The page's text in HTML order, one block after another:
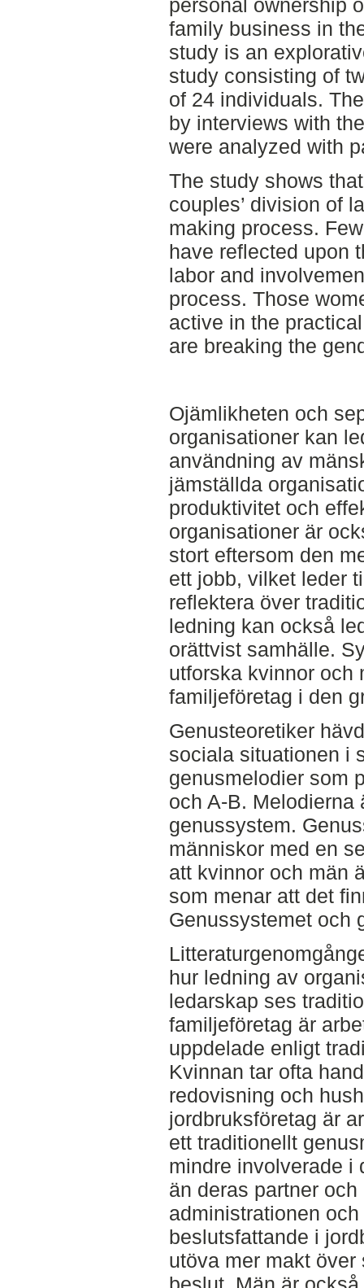
personal ownership
family business in
study is an
study consisting of
of 24 individuals.
by interviews with
were analyzed with
The study shows
couples’ division of
making process.
have reflected upon
labor and
process. Those
active in the
are breaking the
Ojämlikheten och
organisationer kan
användning av
jämställda
produktivitet och
organisationer är
stort eftersom den
ett jobb, vilket leder
reflektera över
ledning kan också
orättvist samhälle.
utforska kvinnor och
familjeföretag i den
Genusteoretiker
sociala situationen i
genusmelodier som
och A-B. Melodierna
genussystem.
människor med en
att kvinnor och män
som menar att det
Genussystemet och
hur ledning av
ledarskap ses
familjeföretag är
uppdelade enligt
Kvinnan tar ofta
redovisning och
jordbruksföretag är
ett traditionellt
mindre involverade i
än deras partner
administrationen
beslutsfattande i
utöva mer makt